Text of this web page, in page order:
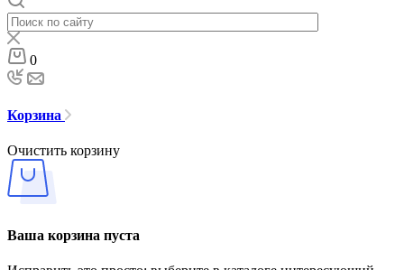
0
Корзина
Очистить корзину
Ваша корзина пуста